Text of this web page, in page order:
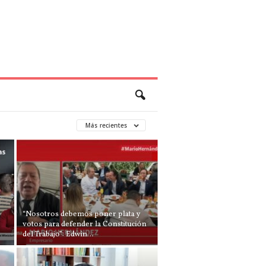
Más recientes
“Nosotros debemos poner plata y
votos para defender la Constitución
del Trabajo”: Edwin...